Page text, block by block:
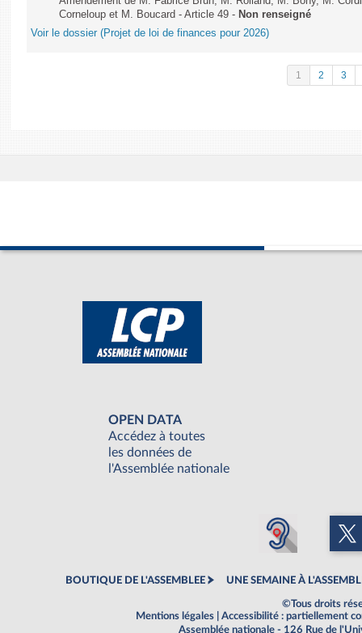
Corneloup et M. Boucard - Article 49 - Non renseigné
Voir le dossier (Projet de loi de finances pour 2026)
1 2 3
OPEN DATA
Accédez à toutes
les données de
l'Assemblée nationale
BOUTIQUE DE L'ASSEMBLEE UNE SEMAINE À
©Tous droits
Mentions légales
Accessibilité : partiellement
Assemblée nationale - 126 Rue de